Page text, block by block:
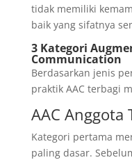
tidak memiliki
baik yang sifatnya
3 Kategori
Communication
Berdasarkan jenis
praktik AAC terbagi
AAC Anggota
Kategori pertama
paling dasar.